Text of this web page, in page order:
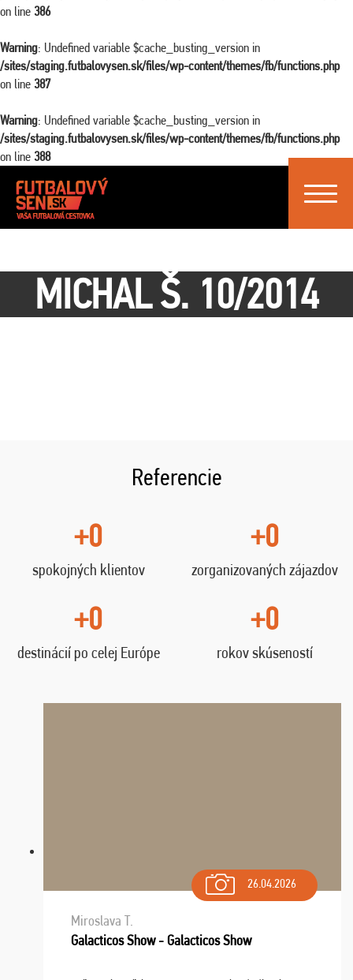
on line 386
Warning: Undefined variable $cache_busting_version in
/sites/staging.futbalovysen.sk/files/wp-content/themes/fb/functions.php
on line 387
Warning: Undefined variable $cache_busting_version in
/sites/staging.futbalovysen.sk/files/wp-content/themes/fb/functions.php
on line 388
Toggle
MICHAL Š. 10/2014
Referencie
+0
spokojných klientov
+0
zorganizovaných zájazdov
+0
destinácií po celej Európe
+0
rokov skúseností
26.04.2026
Miroslava T.
Galacticos Show - Galacticos Show